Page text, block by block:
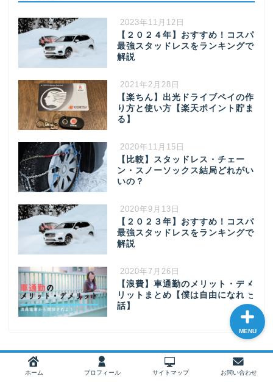
2023年11月12日
【２０２４年】おすすめ！コスパ
最強スタッドレスをランキングで
解説
2021年2月28日
【楽ちん】出光ドライブペイの作
り方と使い方【楽天ポイント貯ま
る】
2020年11月15日
【比較】スタッドレス・チェー
ン・スノーソックス結局どれがい
いの？
2020年9月13日
【２０２３年】おすすめ！コスパ
最強スタッドレスをランキングで
解説
2020年7月26日
【浪費】車通勤のメリット・デメ
リットまとめ【僕は自由になれた
話】
ホーム プロフィール サイトマップ お問い合わせ
MENU
ホーム
サイトマップ